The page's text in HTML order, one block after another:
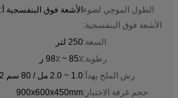
الطول الموجي لضوء
الأشعة فوق البنفسجية:
الأشعة فوق البنفسجية أ: 315-400 نانومتر / 280-315 نانومتر
السعة:250 لتر
رطوبة:85٪ ~ 98٪ ر
رش الملح يهدأ:1.0 ~ 2.0 مل / 80 سم 2 / ساعة
حجم غرفة الاختبار:900x600x450mm